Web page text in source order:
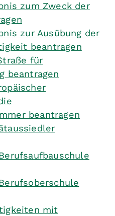
zum Zweck der
zur Ausübung der
beantragen
für
beantragen
beantragen
mit